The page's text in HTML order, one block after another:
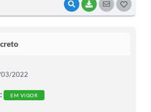
VISUALIZAR
BAIXARSEGUIR
2022
EM VIGOR